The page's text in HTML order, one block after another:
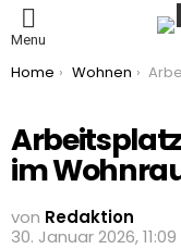
Menu
You are here:
Home Wohnen Arbeitsplatz
im
von Redaktion
30. Januar 2026, 11:09